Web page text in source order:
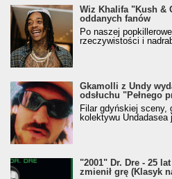
Wiz Khalifa "Kush &
oddanych fanów
Po naszej
rzeczywistości i
Gkamolli z Undy
odsłuchu "Pełnego
Filar gdyńskiej sceny,
kolektywu Undadasea
"2001" Dr. Dre - 25
zmienił grę (Klasyk